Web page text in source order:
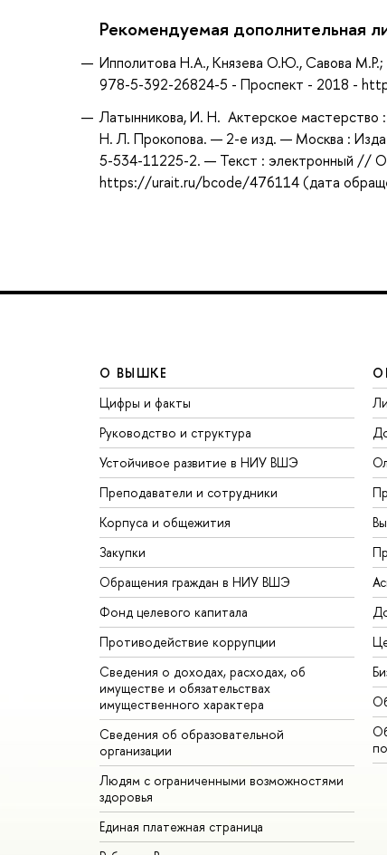
Рекомендуемая дополнительная
Ипполитова Н.А., Князева О.Ю., Савова М.Р.;
978-5-392-26824-5 - Проспект - 2018 -
Латынникова, И. Н. Актерское мастерство
Н. Л. Прокопова. — 2-е изд. — Москва :
5-534-11225-2. — Текст : электронный //
https://urait.ru/bcode/476114 (дата
О ВЫШКЕ
Цифры и факты
Руководство и структура
Устойчивое развитие в НИУ ВШЭ
Преподаватели и сотрудники
Корпуса и общежития
Закупки
Обращения граждан в НИУ ВШЭ
Фонд целевого капитала
Противодействие коррупции
Сведения о доходах, расходах, об
имуществе и обязательствах
имущественного характера
Сведения об образовательной
организации
Людям с ограниченными возможностями
здоровья
Единая платежная страница